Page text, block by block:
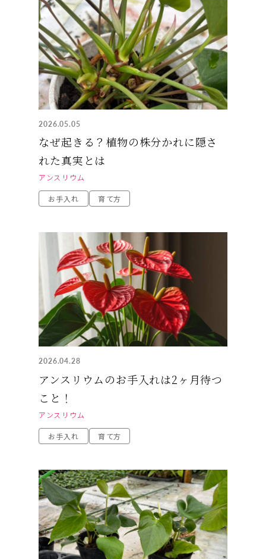
2026.05.05
なぜ起きる？植物の株分かれに隠さ
れた真実とは
アンスリウム
お手入れ 育て方
2026.04.28
アンスリウムのお手入れは2ヶ月待つ
こと！
アンスリウム
お手入れ 育て方